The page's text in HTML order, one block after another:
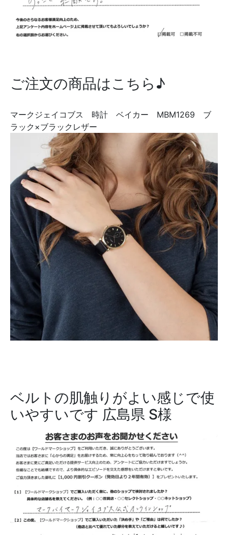
ご注文の商品はこちら♪
マークジェイコブス 時計 ベイカー MBM1269 ブ
ラック×ブラックレザー
ベルトの肌触りがよい感じで使
いやすいです 広島県 S様